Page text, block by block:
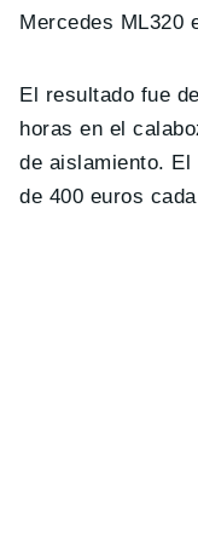
Mercedes ML320
El resultado fue
horas en el
de aislamiento.
de 400 euros